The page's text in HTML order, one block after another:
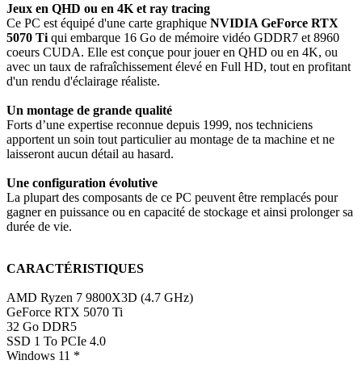
Jeux en QHD ou en 4K et ray tracing
Ce PC est équipé d'une carte graphique NVIDIA GeForce RTX
5070 Ti qui embarque 16 Go de mémoire vidéo GDDR7 et 8960
coeurs CUDA. Elle est conçue pour jouer en QHD ou en 4K, ou
avec un taux de rafraîchissement élevé en Full HD, tout en profitant
d'un rendu d'éclairage réaliste.
Un montage de grande qualité
Forts d’une expertise reconnue depuis 1999, nos techniciens
apportent un soin tout particulier au montage de ta machine et ne
laisseront aucun détail au hasard.
Une configuration évolutive
La plupart des composants de ce PC peuvent être remplacés pour
gagner en puissance ou en capacité de stockage et ainsi prolonger sa
durée de vie.
CARACTÉRISTIQUES
AMD Ryzen 7 9800X3D (4.7 GHz)
GeForce RTX 5070 Ti
32 Go DDR5
SSD 1 To PCIe 4.0
Windows 11 *